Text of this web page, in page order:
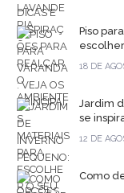
Piso
18 DE
Jardim
se
12 DE
Como